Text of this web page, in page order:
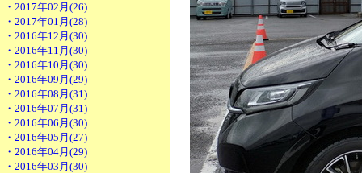
・2017年02月(26)
・2017年01月(28)
・2016年12月(30)
・2016年11月(30)
・2016年10月(30)
・2016年09月(29)
・2016年08月(31)
・2016年07月(31)
・2016年06月(30)
・2016年05月(27)
・2016年04月(29)
・2016年03月(30)